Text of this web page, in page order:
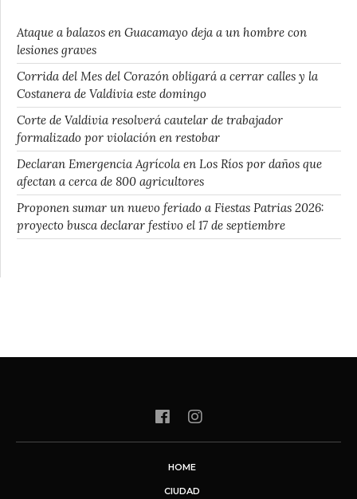
Ataque a balazos en Guacamayo deja a un hombre con
lesiones graves
Corrida del Mes del Corazón obligará a cerrar calles y la
Costanera de Valdivia este domingo
Corte de Valdivia resolverá cautelar de trabajador
formalizado por violación en restobar
Declaran Emergencia Agrícola en Los Ríos por daños que
afectan a cerca de 800 agricultores
Proponen sumar un nuevo feriado a Fiestas Patrias 2026:
proyecto busca declarar festivo el 17 de septiembre
HOME
CIUDAD